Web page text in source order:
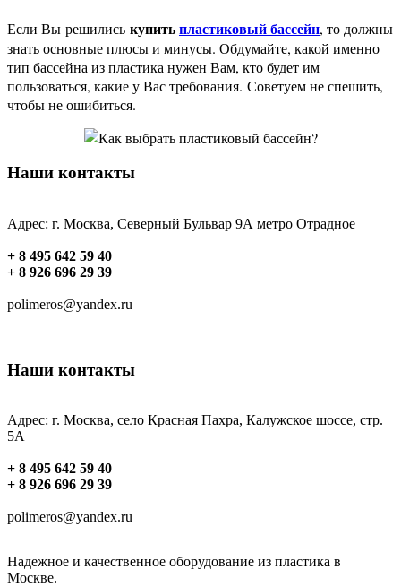
Если Вы решились купитьпластиковый бассейн, то должны
знать основные плюсы и минусы. Обдумайте, какой именно
тип бассейна из пластика нужен Вам, кто будет им
пользоваться, какие у Вас требования. Советуем не спешить,
чтобы не ошибиться.
Наши контакты
Адрес: г. Москва, Северный Бульвар 9А метро Отрадное
+ 8 495 642 59 40
+ 8 926 696 29 39
polimeros@yandex.ru
Наши контакты
Адрес: г. Москва, село Красная Пахра, Калужское шоссе, стр.
5А
+ 8 495 642 59 40
+ 8 926 696 29 39
polimeros@yandex.ru
Надежное и качественное оборудование из пластика в
Москве.